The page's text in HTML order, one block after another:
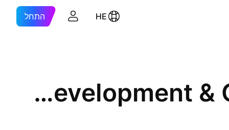
HE התחל
Thang Long Urban Development & Construction Investment JSC